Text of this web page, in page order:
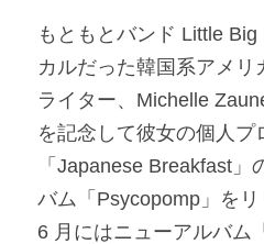
もともとバンド Little
カルだった韓国系アメ
ライター、Michelle
を記念して彼女の個人プ
「Japanese Breakfast
バム「Psycopomp」を
6 月にはニューアルバム